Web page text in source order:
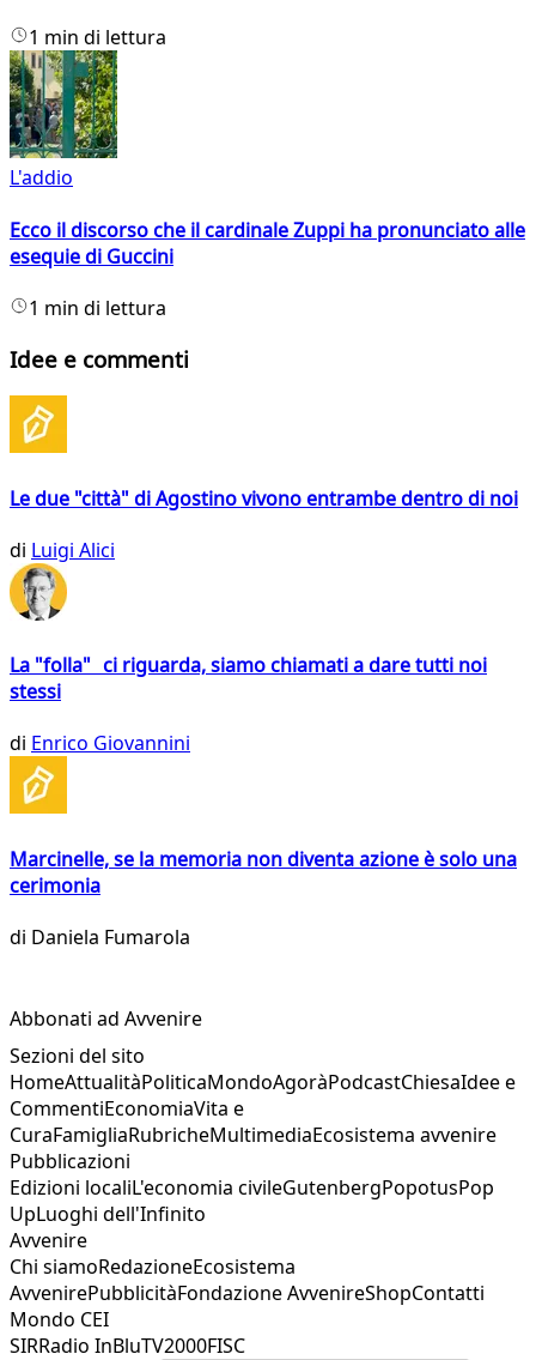
1 min di lettura
L'addio
Ecco il discorso che il cardinale Zuppi ha pronunciato alle
esequie di Guccini
1 min di lettura
Idee e commenti
Le due "città" di Agostino vivono entrambe dentro di noi
di Luigi Alici
La "folla" ci riguarda, siamo chiamati a dare tutti noi
stessi
di Enrico Giovannini
Marcinelle, se la memoria non diventa azione è solo una
cerimonia
di Daniela Fumarola
Abbonati ad Avvenire
Sezioni del sito
HomeAttualitàPoliticaMondoAgoràPodcastChiesaIdee e
CommentiEconomiaVita e
CuraFamigliaRubricheMultimediaEcosistema avvenire
Pubblicazioni
Edizioni localiL'economia civileGutenbergPopotusPop
UpLuoghi dell'Infinito
Avvenire
Chi siamoRedazioneEcosistema
AvvenirePubblicitàFondazione AvvenireShopContatti
Mondo CEI
SIRRadio InBluTV2000FISC